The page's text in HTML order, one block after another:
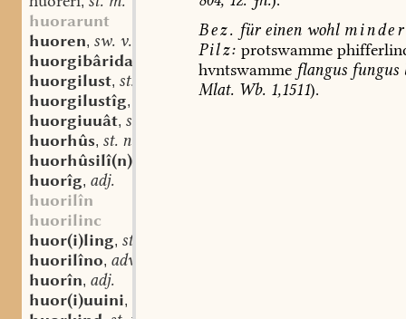
huorarunt
huoren, sw. v.
huorgibârida
huorgilust, st. f.
huorgilustîg,
huorgiuuât, st. f.
huorhûs, st. n.
huorhûsilî(n)
huorîg, adj.
huorilîn
huorilinc
huor(i)ling, st. m.
huorilîno, adv.
huorîn, adj.
huor(i)uuini,
Bez. füreinen wohl
Pilz: protswamme
hvntswamme flangusfungus
Mlat.Wb.1,1511).